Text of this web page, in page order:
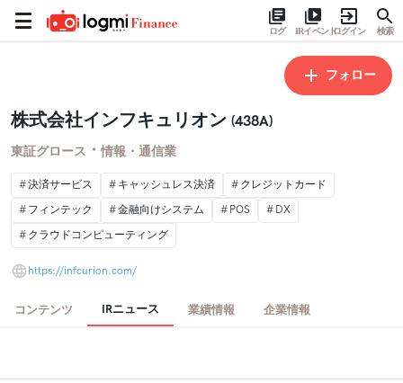
ログ IRイベントログイン 検索
フォロー
株式会社インフキュリオン (438A)
東証グロース ・ 情報・通信業
決済サービス キャッシュレス決済
クレジットカード
フィンテック
金融向けシステム POS
DX
クラウドコンピューティング
https://infcurion.com/
コンテンツ IRニュース 業績情報 企業情報